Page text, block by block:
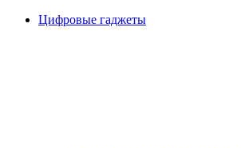
Цифровые гаджеты